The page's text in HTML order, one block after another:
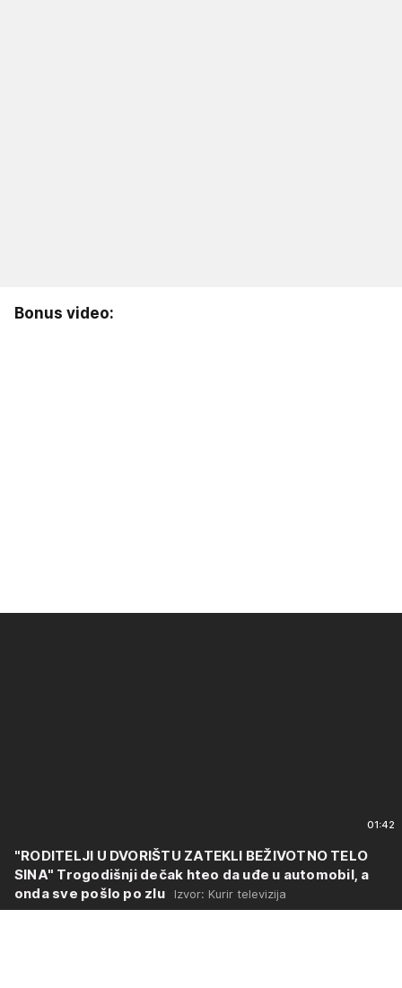
Bonus video:
01:42
"RODITELJI U DVORIŠTU ZATEKLI BEŽIVOTNO TELO
SINA" Trogodišnji dečak hteo da uđe u automobil, a
onda sve pošlo po zlu
Izvor: Kurir televizija